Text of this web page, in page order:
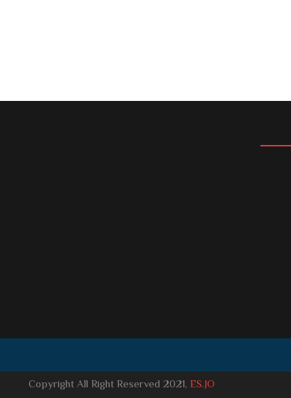
Copyright All Right Reserved 2021, ES.JO